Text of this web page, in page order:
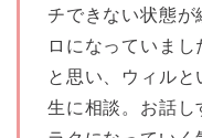
チできない状態が
ロになっていまし
と思い、ウィル
生に相談。お話し